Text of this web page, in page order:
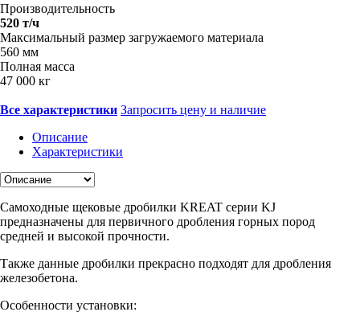
Производительность
520 т/ч
Максимальный размер загружаемого материала
560 мм
Полная масса
47 000 кг
Все характеристики Запросить цену и наличие
Описание
Характеристики
Самоходные щековые дробилки KREAT серии KJ
предназначены для первичного дробления горных пород
средней и высокой прочности.
Также данные дробилки прекрасно подходят для дробления
железобетона.
Особенности установки: